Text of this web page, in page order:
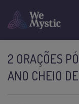
2 ORAÇÕES
ANO CHEIO